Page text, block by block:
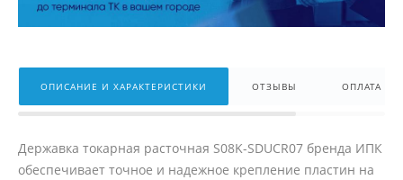
ОПИСАНИЕ И ХАРАКТЕРИСТИКИ ОТЗЫВЫ ОПЛАТА
Державка токарная расточная S08K-SDUCR07 бренда ИПК
обеспечивает точное и надежное крепление пластин на